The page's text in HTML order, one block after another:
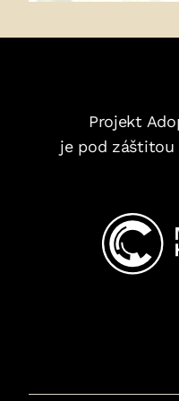
Projekt
je pod záštitou